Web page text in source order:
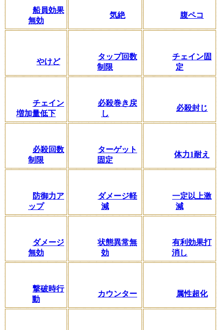
船員効果
無効
気絶 腹ペコ
やけど
タップ回数
制限
チェイン固
定
チェイン
増加量低下
必殺巻き戻
し
必殺封じ
必殺回数
制限
ターゲット
固定
体力1耐え
防御力ア
ップ
ダメージ軽
減
一定以上激
減
ダメージ
無効
状態異常無
効
有利効果打
消し
撃破時行
動
カウンター 属性超化